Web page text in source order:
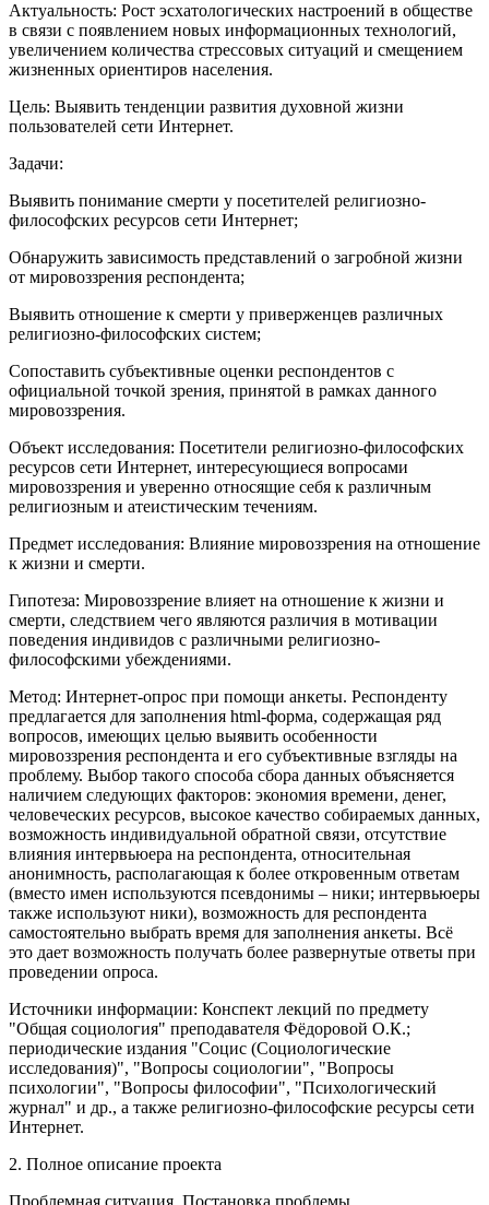
Актуальность: Рост эсхатологических настроений в обществе
в связи с появлением новых информационных технологий,
увеличением количества стрессовых ситуаций и смещением
жизненных ориентиров населения.
Цель: Выявить тенденции развития духовной жизни
пользователей сети Интернет.
Задачи:
Выявить понимание смерти у посетителей религиозно-
философских ресурсов сети Интернет;
Обнаружить зависимость представлений о загробной жизни
от мировоззрения респондента;
Выявить отношение к смерти у приверженцев различных
религиозно-философских систем;
Сопоставить субъективные оценки респондентов с
официальной точкой зрения, принятой в рамках данного
мировоззрения.
Объект исследования: Посетители религиозно-философских
ресурсов сети Интернет, интересующиеся вопросами
мировоззрения и уверенно относящие себя к различным
религиозным и атеистическим течениям.
Предмет исследования: Влияние мировоззрения на отношение
к жизни и смерти.
Гипотеза: Мировоззрение влияет на отношение к жизни и
смерти, следствием чего являются различия в мотивации
поведения индивидов с различными религиозно-
философскими убеждениями.
Метод: Интернет-опрос при помощи анкеты. Респонденту
предлагается для заполнения html-форма, содержащая ряд
вопросов, имеющих целью выявить особенности
мировоззрения респондента и его субъективные взгляды на
проблему. Выбор такого способа сбора данных объясняется
наличием следующих факторов: экономия времени, денег,
человеческих ресурсов, высокое качество собираемых данных,
возможность индивидуальной обратной связи, отсутствие
влияния интервьюера на респондента, относительная
анонимность, располагающая к более откровенным ответам
(вместо имен используются псевдонимы – ники; интервьюеры
также используют ники), возможность для респондента
самостоятельно выбрать время для заполнения анкеты. Всё
это дает возможность получать более развернутые ответы при
проведении опроса.
Источники информации: Конспект лекций по предмету
"Общая социология" преподавателя Фёдоровой О.К.;
периодические издания "Социс (Социологические
исследования)", "Вопросы социологии", "Вопросы
психологии", "Вопросы философии", "Психологический
журнал" и др., а также религиозно-философские ресурсы сети
Интернет.
2. Полное описание проекта
Проблемная ситуация. Постановка проблемы.